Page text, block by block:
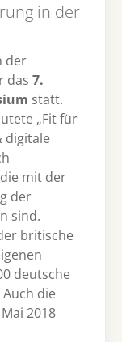
in der
der
das 7.
statt.
„Fit für
digitale
mit der
der
sind.
britische
deutsche
die
2018